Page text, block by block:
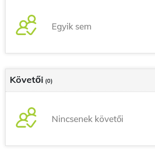
Egyik sem
Követői (0)
Nincsenek követői